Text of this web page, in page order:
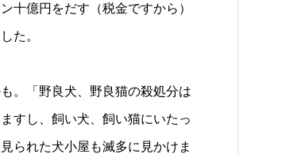
十億円をだす（税金ですから）
た。
。「野良犬、野良猫の殺処分は
すし、飼い犬、飼い猫にいたっ
られた犬小屋も滅多に見かけま